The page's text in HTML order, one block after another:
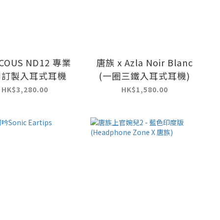
ND12 專業
製入耳式耳機
HK$3,280.00
唐族 x Azla Noir Blanc
(一圈三鐵入耳式耳機)
HK$1,580.00